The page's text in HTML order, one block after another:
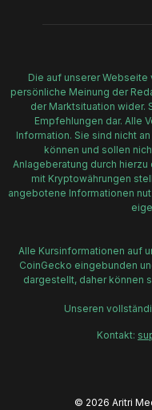
Die auf unserer
persönliche Meinung der
der Marktsituation wider.
Empfehlungen dar. Alle
Information. Sie sind nicht
können und sollen
Anlageberatung durch
mit Kryptowährungen
angebotene Informationen
Alle Kursinformationen auf
CoinGecko eingebunden
dargestellt, daher können
Unseren
Kontakt:
© 2026 Aritri